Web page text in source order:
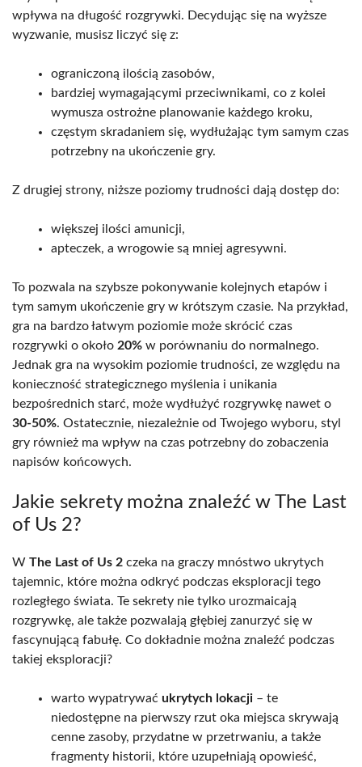
wpływa na długość rozgrywki. Decydując się na wyższe
wyzwanie, musisz liczyć się z:
ograniczoną ilością zasobów,
bardziej wymagającymi przeciwnikami, co z kolei
wymusza ostrożne planowanie każdego kroku,
częstym skradaniem się, wydłużając tym samym czas
potrzebny na ukończenie gry.
Z drugiej strony, niższe poziomy trudności dają dostęp do:
większej ilości amunicji,
apteczek, a wrogowie są mniej agresywni.
To pozwala na szybsze pokonywanie kolejnych etapów i
tym samym ukończenie gry w krótszym czasie. Na przykład,
gra na bardzo łatwym poziomie może skrócić czas
rozgrywki o około 20% w porównaniu do normalnego.
Jednak gra na wysokim poziomie trudności, ze względu na
konieczność strategicznego myślenia i unikania
bezpośrednich starć, może wydłużyć rozgrywkę nawet o
30-50%. Ostatecznie, niezależnie od Twojego wyboru, styl
gry również ma wpływ na czas potrzebny do zobaczenia
napisów końcowych.
Jakie sekrety można znaleźć w The Last
of Us 2?
W The Last of Us 2 czeka na graczy mnóstwo ukrytych
tajemnic, które można odkryć podczas eksploracji tego
rozległego świata. Te sekrety nie tylko urozmaicają
rozgrywkę, ale także pozwalają głębiej zanurzyć się w
fascynującą fabułę. Co dokładnie można znaleźć podczas
takiej eksploracji?
warto wypatrywać ukrytych lokacji – te
niedostępne na pierwszy rzut oka miejsca skrywają
cenne zasoby, przydatne w przetrwaniu, a także
fragmenty historii, które uzupełniają opowieść,